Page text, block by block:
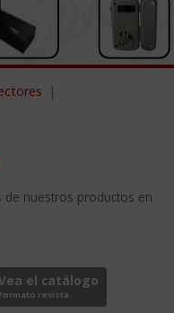
de nuestros productos en
el catálogo
Formato revista